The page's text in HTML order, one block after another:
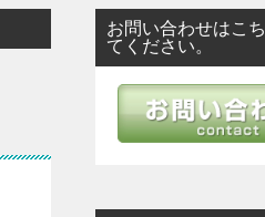
お問い合わせはこ
てください。